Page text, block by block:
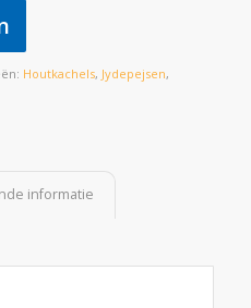
Houtkachels, Jydepejsen,
informatie